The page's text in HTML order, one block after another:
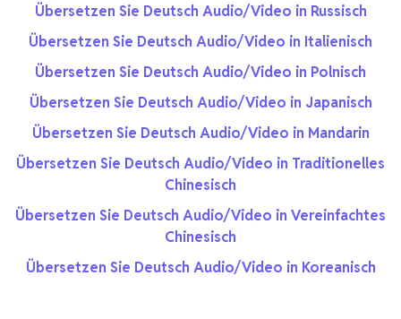
Übersetzen Sie Deutsch Audio/Video in Russisch
Übersetzen Sie Deutsch Audio/Video in Italienisch
Übersetzen Sie Deutsch Audio/Video in Polnisch
Übersetzen Sie Deutsch Audio/Video in Japanisch
Übersetzen Sie Deutsch Audio/Video in Mandarin
Übersetzen Sie Deutsch Audio/Video in Traditionelles
Chinesisch
Übersetzen Sie Deutsch Audio/Video in Vereinfachtes
Chinesisch
Übersetzen Sie Deutsch Audio/Video in Koreanisch